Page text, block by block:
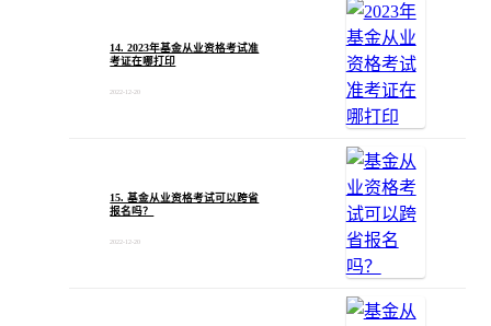
14. 2023年基金从业资格考试准
考证在哪打印
2022-12-20
15. 基金从业资格考试可以跨省
报名吗？
2022-12-20